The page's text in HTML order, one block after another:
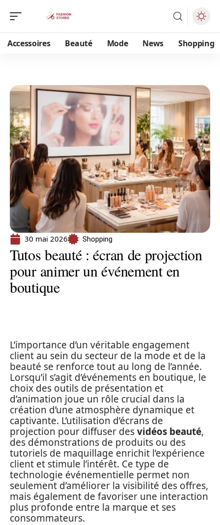
Accessoires Beauté Mode News Shopping
30 mai 2026 Shopping
Tutos beauté : écran de projection
pour animer un événement en
boutique
L’importance d’un véritable engagement
client au sein du secteur de la mode et de la
beauté se renforce tout au long de l’année.
Lorsqu’il s’agit d’événements en boutique, le
choix des outils de présentation et
d’animation joue un rôle crucial dans la
création d’une atmosphère dynamique et
captivante. L’utilisation d’écrans de
projection pour diffuser desvidéos beauté,
des démonstrations de produits ou des
tutoriels de maquillage enrichit l’expérience
client et stimule l’intérêt. Ce type de
technologie événementielle permet non
seulement d’améliorer la visibilité des offres,
mais également de favoriser une interaction
plus profonde entre la marque et ses
consommateurs.